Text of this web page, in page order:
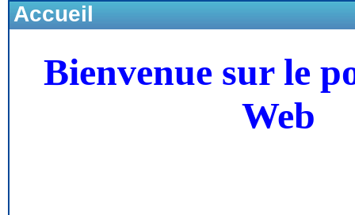
Accueil
Bienvenue sur le
Web